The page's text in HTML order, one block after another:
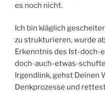
es noch nicht.
Ich bin kläglich
zu strukturieren, wurde
Erkenntnis des Ist-doch-
doch-auch-etwas-
Irgendlink, gehst Deinen
Denkprozesse und